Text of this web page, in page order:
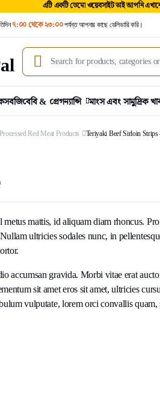
এটি একটি ডেমো ওয়েবসাইট তাই আপনি
৭:০০ থেকে ২৩:০০পর্যন্ত আপনার কাছে ডেলিভারি করি।
বেবি & প্রেগন্যান্সি মাংস এবং সামুদ্রিক
Processed Red Meat Products Teriyaki Beef Sirloin Strips
metus mattis, id aliquam diam rhoncus.
ultricies sodales nunc, in
accumsan gravida. Morbi vitae erat
sit amet eros sit amet, ultricies
vulputate, lorem orci convallis quam,